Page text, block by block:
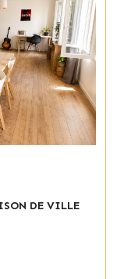
DE VILLE